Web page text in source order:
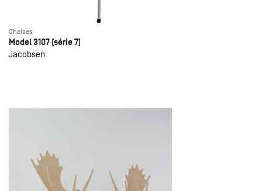
Chaises
Model 3107 (série 7)
Jacobsen